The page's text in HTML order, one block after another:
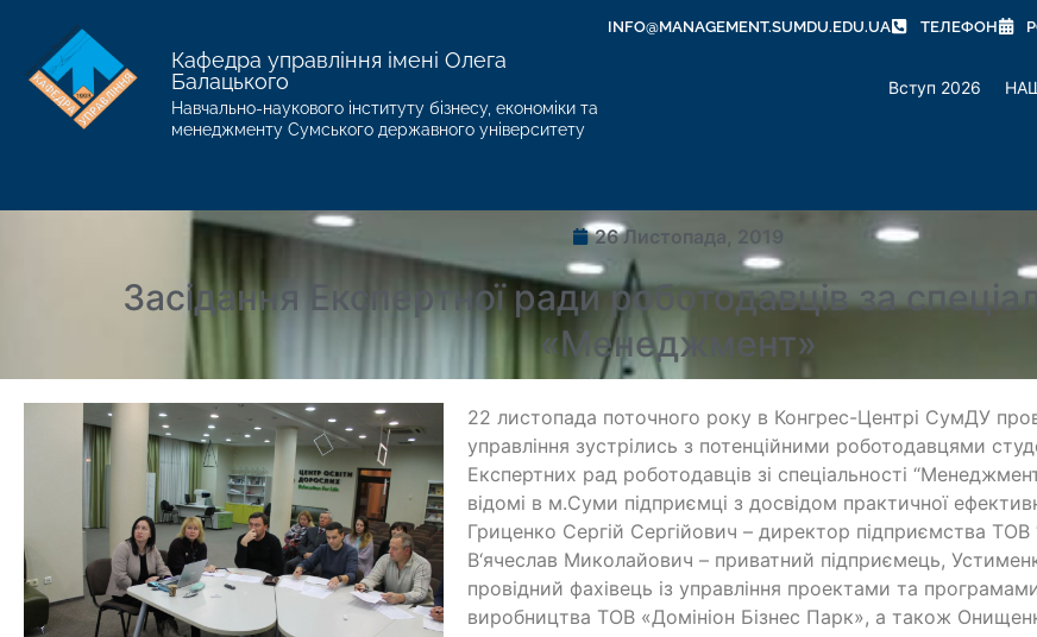
INFO@MANAGEMENT.SUMDU.EDU.UA ТЕЛЕФОН
Кафедра управління імені Олега
Балацького
Навчально-наукового інституту бізнесу, економіки та
менеджменту Сумського державного університету
Вступ 2026
26 Листопада, 2019
Засідання Експертної ради роботодавців за
«Менеджмент»
22 листопада поточного року в Конгрес-Центрі СумДУ
управління зустрілись з потенційними роботодавцями
Експертних рад роботодавців зі спеціальності
відомі в м.Суми підприємці з досвідом практичної
Гриценко Сергій Сергійович – директор підприємства
В‘ячеслав Миколайович – приватний підприємець,
провідний фахівець із управління проектами та
виробництва ТОВ «Домініон Бізнес Парк», а також